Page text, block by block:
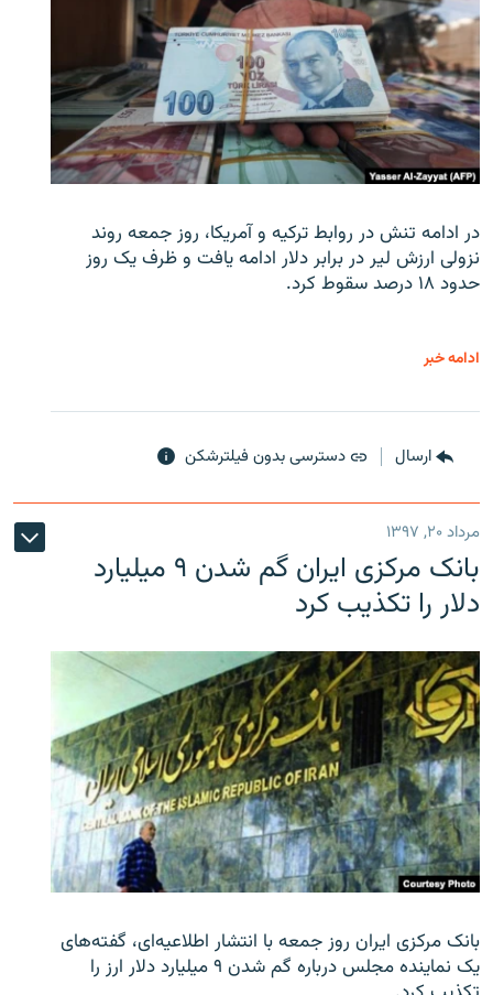
در ادامه تنش در روابط ترکیه و آمریکا، روز جمعه روند
نزولی ارزش لیر در برابر دلار ادامه یافت و ظرف یک روز
حدود ۱۸ درصد سقوط کرد.
ادامه خبر
ارسال دسترسی بدون فیلترشکن
مرداد ۲۰, ۱۳۹۷
بانک مرکزی ایران گم شدن ۹ میلیارد
دلار را تکذیب کرد
بانک مرکزی ایران روز جمعه با انتشار اطلاعیه‌ای، گفته‌های
یک نماینده مجلس درباره گم شدن ۹ میلیارد دلار ارز را